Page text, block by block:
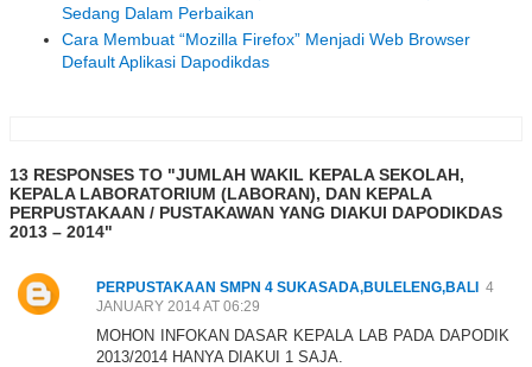
Sedang Dalam Perbaikan
Cara Membuat “Mozilla Firefox” Menjadi Web Browser
Default Aplikasi Dapodikdas
13 RESPONSES TO "JUMLAH WAKIL KEPALA SEKOLAH,
KEPALA LABORATORIUM (LABORAN), DAN KEPALA
PERPUSTAKAAN / PUSTAKAWAN YANG DIAKUI DAPODIKDAS
2013 – 2014"
PERPUSTAKAAN SMPN 4 SUKASADA,BULELENG,BALI
4
JANUARY 2014 AT 06:29
MOHON INFOKAN DASAR KEPALA LAB PADA DAPODIK
2013/2014 HANYA DIAKUI 1 SAJA.